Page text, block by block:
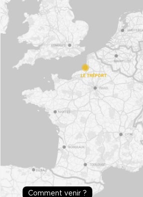
Comment venir ?